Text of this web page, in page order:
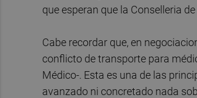
que esperan que la Conselleria
Cabe recordar que, en
conflicto de transporte para
Médico-. Esta es una de las
avanzado ni concretado nada